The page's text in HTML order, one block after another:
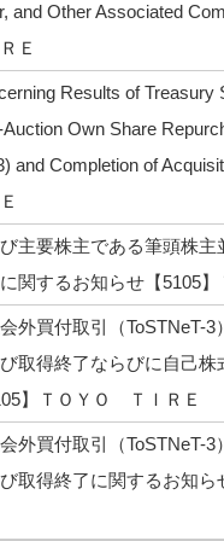
and Other Associated
Ｅ
Results of Treasury
Own Share
and Completion of
主要株主である筆頭株
関するお知らせ【5105
外買付取引（ToSTNeT-
取得終了ならびに自己株
】ＴＯＹＯ ＴＩＲＥ
外買付取引（ToSTNeT-
取得終了に関するお知ら